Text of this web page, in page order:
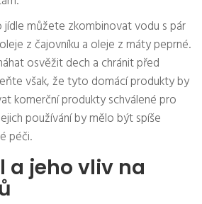
můžete zkombinovat vodu s pár
z čajovníku a oleje z máty peprné.
osvěžit dech a chránit před
však, že tyto domácí produkty by
komerční produkty schválené pro
používání by mělo být spíše
péči.
a jeho vliv na